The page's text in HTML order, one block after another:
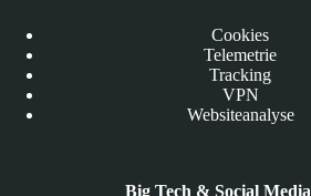
Cookies
Telemetrie
Tracking
VPN
Websiteanalyse
Big Tech & Social Media